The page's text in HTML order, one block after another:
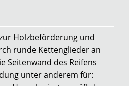
Holzbeförderung und
runde Kettenglieder an
Seitenwand des Reifens
unter anderem für: